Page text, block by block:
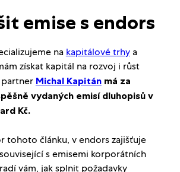
emise s endors
na kapitálové trhya
získat kapitál na rozvoj i růst
Michal Kapitánmá za
vydaných emisí dluhopisů v
Kč.
tohoto článku, v endors zajišťuje
s emisemi korporátních
vám, jak splnit požadavky